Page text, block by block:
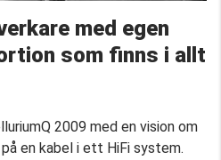
med egen
som finns i allt
2009 med en vision om
en kabel i ett HiFi system.